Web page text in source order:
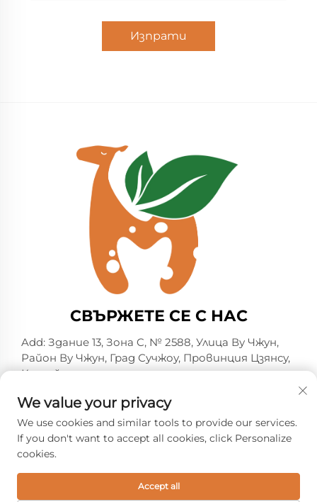
Изпрати
СВЪРЖЕТЕ СЕ С НАС
Add: Здание 13, Зона C, № 2588, Улица Ву Чжун,
Район Ву Чжун, Град Сучжоу, Провинция Цзянсу,
Китай
Тел.:
+86-13606218836
Имейл:
[email protected]
Политика за поверителност
We value your privacy
We use cookies and similar tools to provide our services.
If you don't want to accept all cookies, click Personalize
cookies.
Accept all